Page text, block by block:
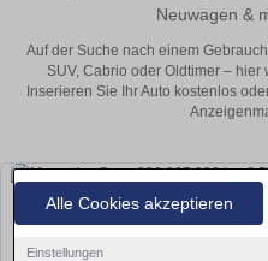
Alle Cookies akzeptieren
Einstellungen
Neuwagen &
Auf der Suche nach einem
SUV, Cabrio oder Oldtimer –
Inserieren Sie Ihr Auto kostenlos